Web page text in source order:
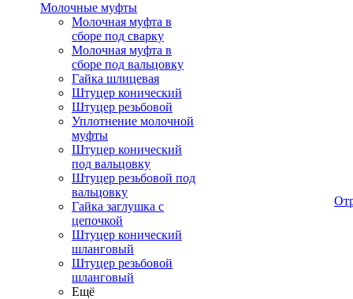
Молочные муфты
Молочная муфта в
сборе под сварку
Молочная муфта в
сборе под вальцовку
Гайка шлицевая
Штуцер конический
Штуцер резьбовой
Уплотнение молочной
муфты
Штуцер конический
под вальцовку
Штуцер резьбовой под
вальцовку
Гайка заглушка с
цепочкой
Штуцер конический
шланговый
Штуцер резьбовой
шланговый
Ещё